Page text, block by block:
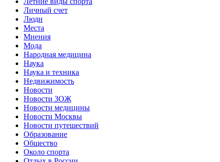
Личный счет
Люди
Места
Мнения
Мода
Народная медицина
Наука
Наука и техника
Недвижимость
Новости
Новости ЗОЖ
Новости медицины
Новости Москвы
Новости путешествий
Образование
Общество
Около спорта